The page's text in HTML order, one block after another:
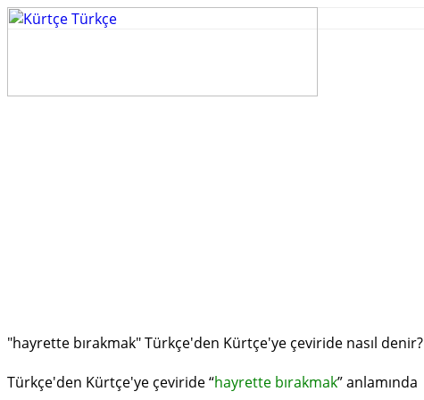
"hayrette bırakmak" Türkçe'den Kürtçe'ye çeviride nasıl denir?
Türkçe'den Kürtçe'ye çeviride “hayrette bırakmak” anlamında